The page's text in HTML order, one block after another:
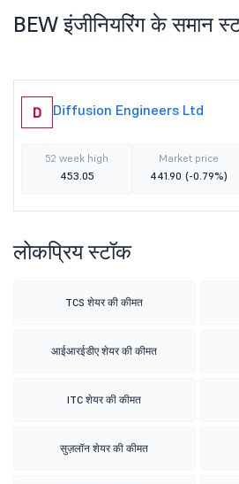
BEW इंजीनियरिंग के समान
D Diffusion Engineers Ltd
52 week high
453.05
Market price
441.90 (-0.79%)
लोकप्रिय स्टॉक
TCS शेयर की कीमत
आईआरईडीए शेयर की कीमत
ITC शेयर की कीमत
सुज़लॉन शेयर की कीमत